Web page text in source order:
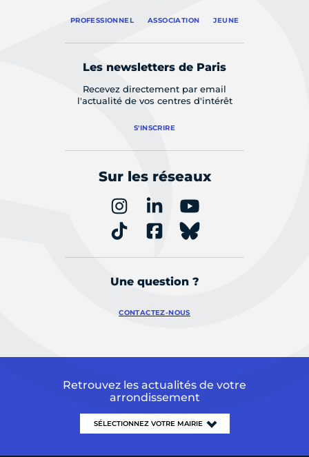
PROFESSIONNEL ASSOCIATION JEUNE
Les newsletters de Paris
Recevez directement par email
l'actualité de vos centres d'intérêt
S'INSCRIRE
Sur les réseaux
Une question ?
CONTACTEZ-NOUS
Retrouvez les actualités de votre
arrondissement